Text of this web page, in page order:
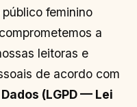
feminino
a
leitoras e
de acordo com
(LGPD — Lei